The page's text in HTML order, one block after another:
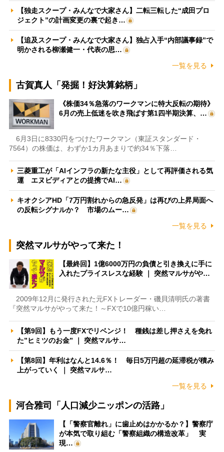
【独走スクープ・みんなで大家さん】二転三転した“成田プロ
ジェクト”の計画変更の裏で起き…
【追及スクープ・みんなで大家さん】独占入手“内部議事録”で
明かされる柳瀬健一・代表の思…
一覧を見る
古賀真人「発掘！好決算銘柄」
《株価34％急落のワークマンに特大反転の期待》
6月の売上低迷を吹き飛ばす第1四半期決算、…
6月3日に8330円をつけたワークマン（東証スタンダード・
7564）の株価は、わずか1カ月あまりで約34％下落…
三菱重工が「AIインフラの新たな主役」として再評価される気
運 エヌビディアとの提携でAI…
キオクシアHD「7万円割れからの急反発」は再びの上昇局面へ
の反転シグナルか？ 市場のムー…
一覧を見る
突然マルサがやって来た！
【最終回】1億6000万円の負債と引き換えに手に
入れたプライスレスな経験 ｜ 突然マルサがや…
2009年12月に発行された元FXトレーダー・磯貝清明氏の著書
『突然マルサがやって来た！～FXで10億円稼い…
【第9回】もう一度FXでリベンジ！ 種銭は差し押さえを免れ
た”ヒミツのお金” ｜ 突然マルサ…
【第8回】年利はなんと14.6％！ 毎日5万円超の延滞税が積み
上がっていく ｜ 突然マルサ…
一覧を見る
河合雅司「人口減少ニッポンの活路」
【「警察官離れ」に歯止めはかかるか？】警察庁
が本気で取り組む「警察組織の構造改革」 実
現…